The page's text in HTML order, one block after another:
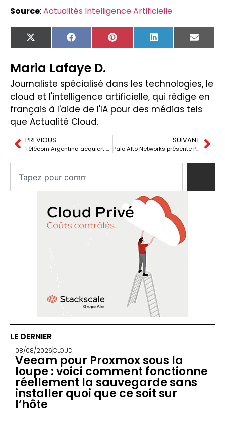
Source: Actualités Intelligence Artificielle
X
(Twitter)
FacebookPinterest LinkedIn Email
Maria Lafaye D.
Journaliste spécialisé dans les technologies, le
cloud et l'intelligence artificielle, qui rédige en
français à l'aide de l'IA pour des médias tels
que Actualité Cloud.
PREVIOUS
Télécom Argentina acquiert Telefónica dans une opération clé pour la connectivité du pays.
SUIVANT
Palo Alto Networks présente Prisma SASE 5G : La protection avancée pour l’ère 5G
LE DERNIER
08/08/2026CLOUD
Veeam pour Proxmox sous la
loupe : voici comment fonctionne
réellement la sauvegarde sans
installer quoi que ce soit sur
l’hôte